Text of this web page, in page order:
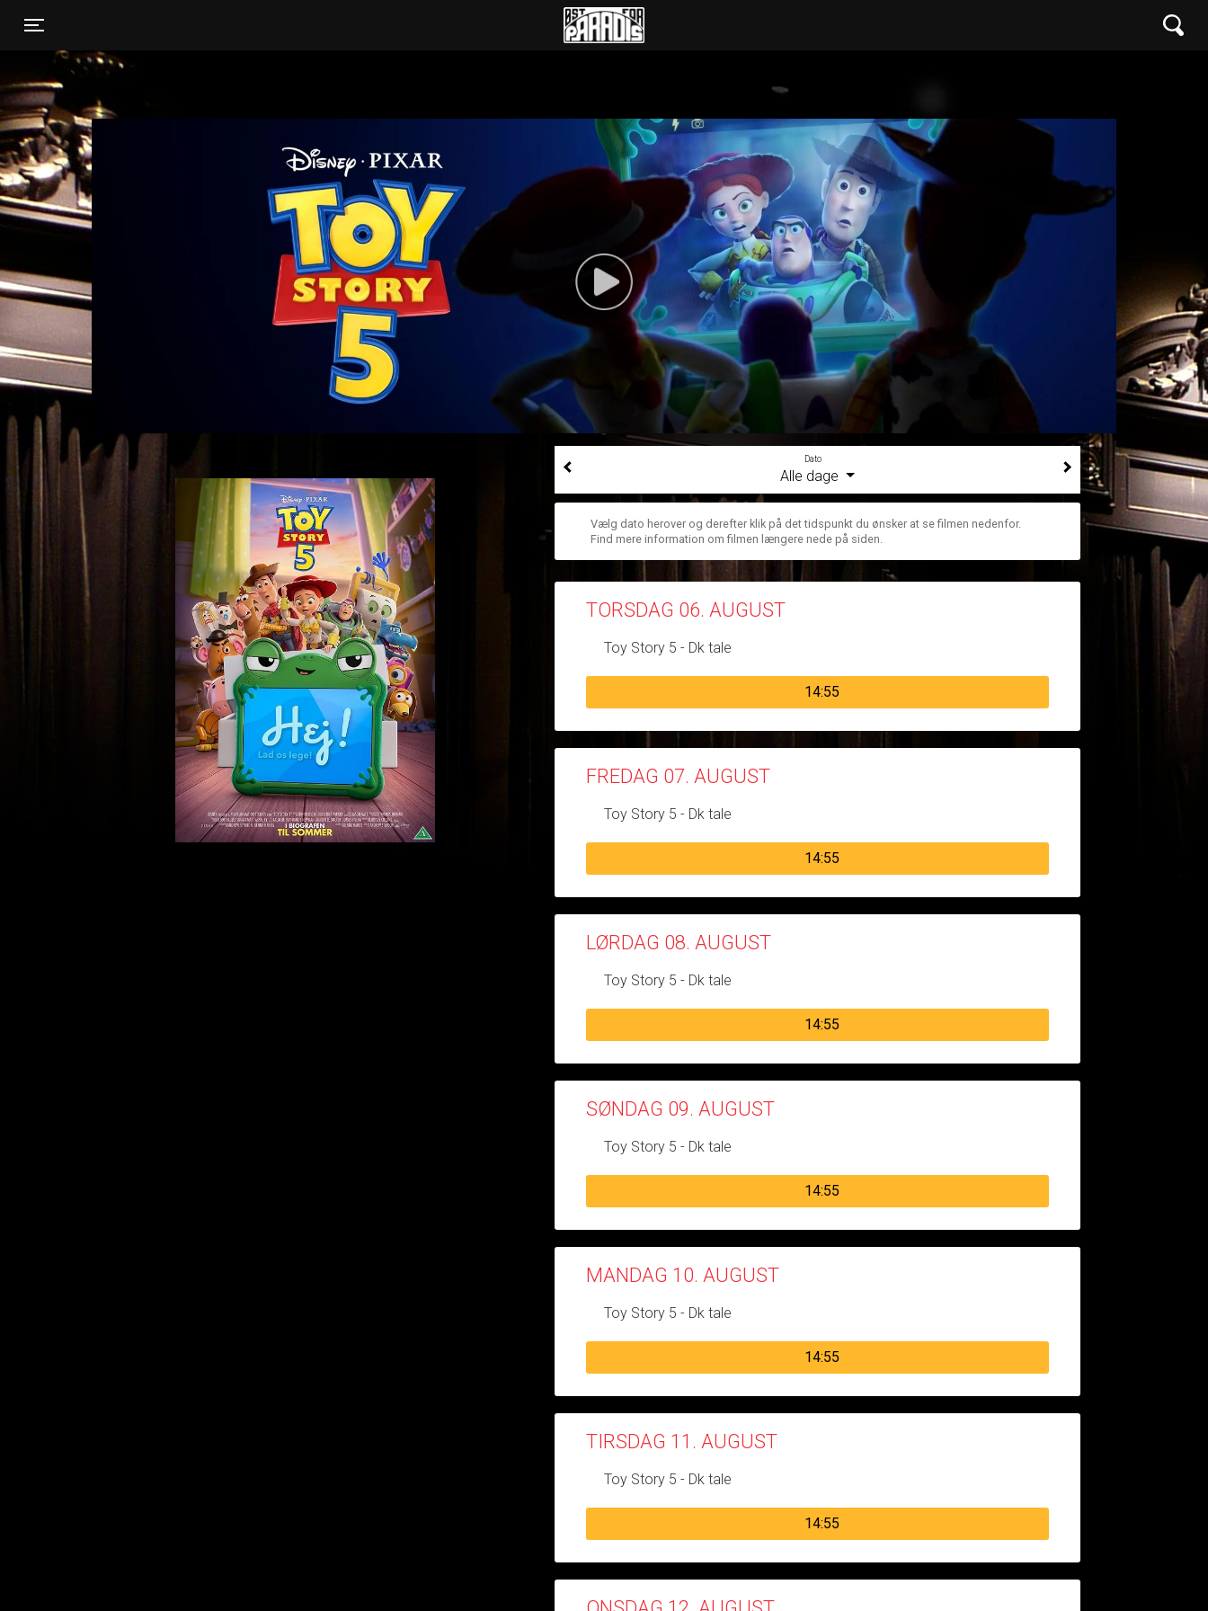
Øst for Paradis
Dato
Alle dage
Vælg dato herover og derefter klik på det tidspunkt du ønsker at se filmen nedenfor.
Find mere information om filmen længere nede på siden.
TORSDAG 06. AUGUST
Toy Story 5 - Dk tale
14:55
FREDAG 07. AUGUST
Toy Story 5 - Dk tale
14:55
LØRDAG 08. AUGUST
Toy Story 5 - Dk tale
14:55
SØNDAG 09. AUGUST
Toy Story 5 - Dk tale
14:55
MANDAG 10. AUGUST
Toy Story 5 - Dk tale
14:55
TIRSDAG 11. AUGUST
Toy Story 5 - Dk tale
14:55